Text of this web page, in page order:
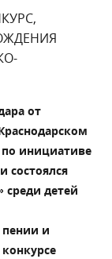
от
инициативе
состоялся
среди детей
пении и